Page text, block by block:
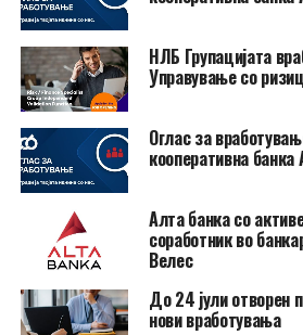
НЛБ Групацијата
Управување со
Оглас за
кооперативна банка
Алта банка со
соработник во
Велес
До 24 јули отворен
нови вработувања